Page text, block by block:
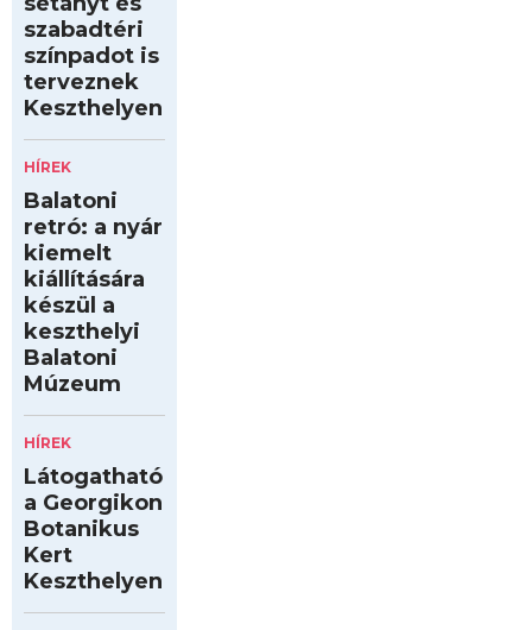
szabadtéri
színpadot is
terveznek
Keszthelyen
HÍREK
Balatoni
retró: a nyár
kiemelt
kiállítására
készül a
keszthelyi
Balatoni
Múzeum
HÍREK
Látogatható
a Georgikon
Botanikus
Kert
Keszthelyen